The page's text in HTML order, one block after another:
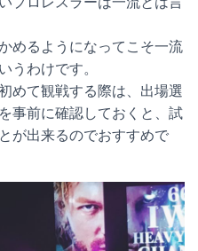
めるようになってこそ一流
うわけです。
めて観戦する際は、出場選
事前に確認しておくと、試
が出来るのでおすすめで